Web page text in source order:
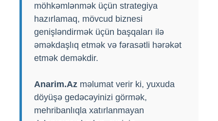
möhkəmlənmək üçün strategiya
hazırlamaq, mövcud biznesi
genişləndirmək üçün başqaları ilə
əməkdaşlıq etmək və fərasətli hərəkət
etmək deməkdir.
Anarim.Az məlumat verir ki, yuxuda
döyüşə gedəcəyinizi görmək,
mehribanlıqla xatırlanmayan